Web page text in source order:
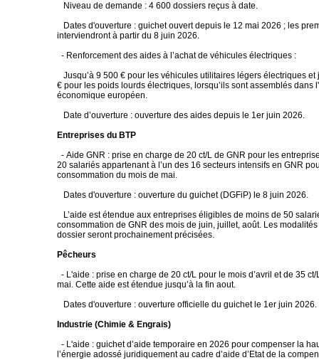
Niveau de demande : 4 600 dossiers reçus à date.
Dates d'ouverture : guichet ouvert depuis le 12 mai 2026 ; les
interviendront à partir du 8 juin 2026.
- Renforcement des aides à l’achat de véhicules électriques :
Jusqu’à 9 500 € pour les véhicules utilitaires légers électriques et
€ pour les poids lourds électriques, lorsqu’ils sont assemblés dans
économique européen.
Date d’ouverture : ouverture des aides depuis le 1er juin 2026.
Entreprises du BTP
- Aide GNR : prise en charge de 20 ct/L de GNR pour les
20 salariés appartenant à l’un des 16 secteurs intensifs en GNR
consommation du mois de mai.
Dates d'ouverture : ouverture du guichet (DGFiP) le 8 juin 2026.
L’aide est étendue aux entreprises éligibles de moins de 50
consommation de GNR des mois de juin, juillet, août. Les
dossier seront prochainement précisées.
Pêcheurs
- L'aide : prise en charge de 20 ct/L pour le mois d’avril et de 35
mai. Cette aide est étendue jusqu’à la fin aout.
Dates d'ouverture : ouverture officielle du guichet le 1er juin 2026.
Industrie (Chimie & Engrais)
- L'aide : guichet d’aide temporaire en 2026 pour compenser la
l’énergie adossé juridiquement au cadre d’aide d’Etat de la